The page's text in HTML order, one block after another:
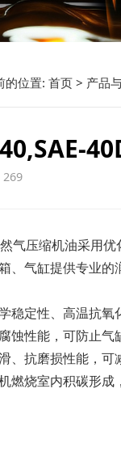
宣传视频
主要客户
的位置: 首页 > 产品
269
气压缩机油采用
、气缸提供专业的
稳定性、高温抗氧
蚀性能，可防止气
、抗磨损性能，可
燃烧室内积碳形成